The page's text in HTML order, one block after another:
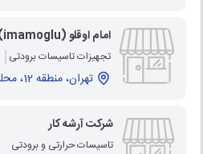
امام اوقلو (imamoglu)
تجهیزات تاسیسات برودتی
تهران، منطقه 12، محله بهارستان، سعدی جنوبی
شرکت آرشه کار
تاسیسات حرارتی و برودتی